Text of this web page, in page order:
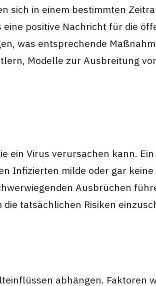
sich in einem bestimmten
positive Nachricht für die
was entsprechende
Modelle zur Ausbreitung
ein Virus verursachen kann.
Infizierten milde oder gar
Ausbrüchen
tatsächlichen Risiken
abhängen. Faktoren